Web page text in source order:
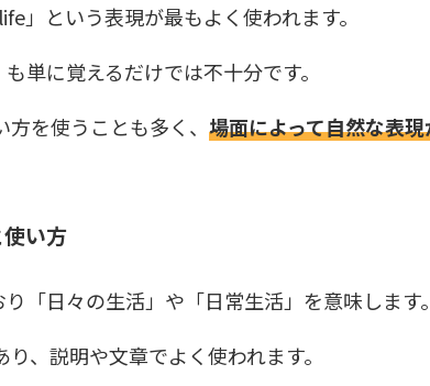
」という表現が最もよく使われます。
単に覚えるだけでは不十分です。
を使うことも多く、 場面によって自然な表
い方
「日々の生活」や「日常生活」を意味します。
り、説明や文章でよく使われます。